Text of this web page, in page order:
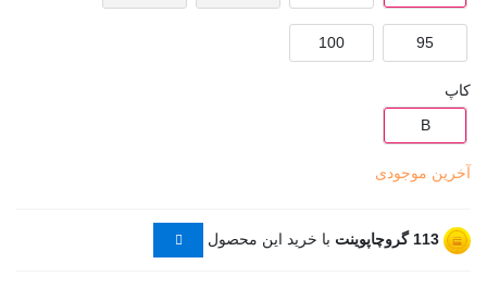
95
100
کاپ
B
آخرین موجودی
113 گروچاپوینت با خرید این محصول